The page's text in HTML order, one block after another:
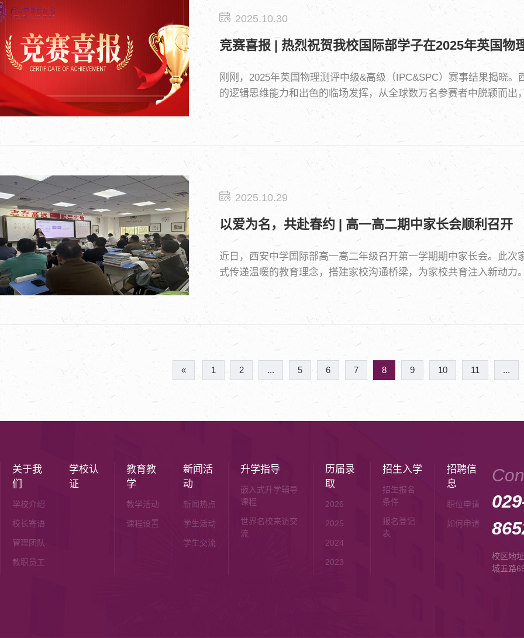
2025.10.30
竞赛喜报 | 热烈祝贺我校国际部学子在2025年英国
刚刚，2025年英国物理测评中级&高级（IPC&SPC）赛事结果揭晓
的逻辑思维能力和出色的临场发挥，从全球数万名参赛者中脱颖而出
2025.10.29
以爱为名，共赴春约 | 高一高二期中家长会顺利召开
近日，西安中学国际部高一高二年级召开第一学期期中家长会。此
式传递温暖的教育理念，搭建家校沟通桥梁，为家校共育注入新动力
« 1 2 ... 5 6 7 8 9 10 11 ...
关于我
们
学校介绍
校长寄语
管理团队
教职员工
学校认
证
教育教
学
教学活动
课程设置
新闻活
动
新闻热点
学生活动
学生交流
升学指导
嵌入式升学辅导
课程
世界名校来访交
流
历届录
取
2026
2025
2024
2023
招生入学
招生报名
条件
报名登记
表
招聘信
息
职位申请
如何申请
校区地
城五路